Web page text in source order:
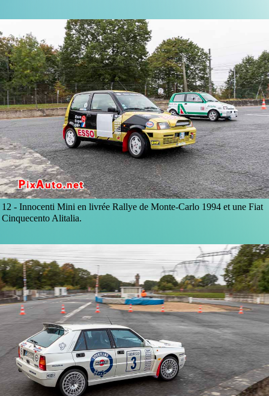
12 -Innocenti Mini en livrée Rallye de Monte-Carlo 1994 et une Fiat
Cinquecento Alitalia.